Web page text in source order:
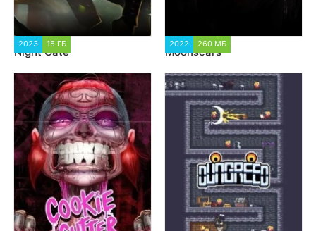
2023 15 ГБ
Night Gate
2022 260 МБ
Moonscars